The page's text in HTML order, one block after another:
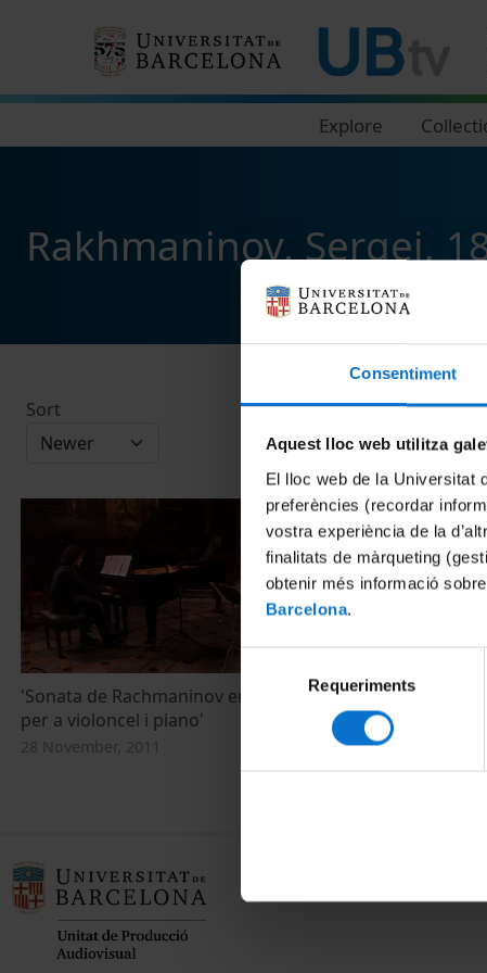
Consentiment
Aquest lloc web utilitza
El lloc web de la Universitat
preferències (recordar
vostra experiència de la
finalitats de màrqueting
obtenir més informació
Barcelona.
consentiment
Requeriments
Explore
Rakhmaninov, Sergei,
Sort
'Sonata de Rachmaninov en sol menor
per a violoncel i piano'
28 November, 2011